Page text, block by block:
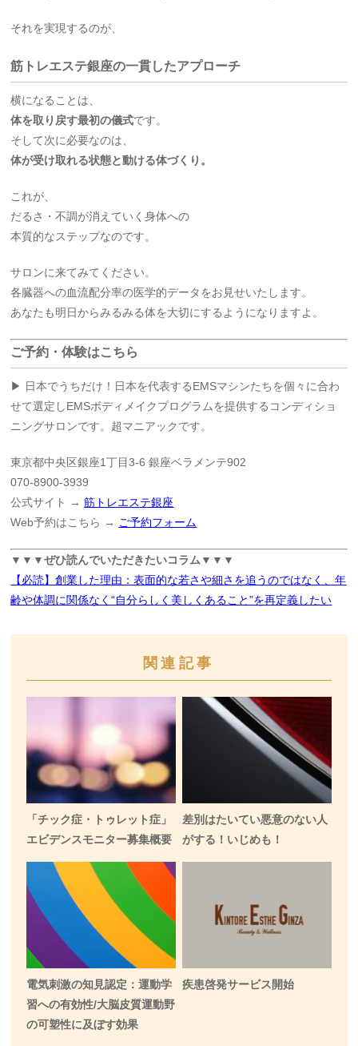
それを実現するのが、
筋トレエステ銀座の一貫したアプローチ
横になることは、
体を取り戻す最初の儀式です。
そして次に必要なのは、
体が受け取れる状態と動ける体づくり。
これが、
だるさ・不調が消えていく身体への
本質的なステップなのです。
サロンに来てみてください。
各臓器への血流配分率の医学的データをお見せいたします。
あなたも明日からみるみる体を大切にするようになりますよ。
ご予約・体験はこちら
▶ 日本でうちだけ！日本を代表するEMSマシンたちを個々に合わ
せて選定しEMSボディメイクプログラムを提供するコンディショ
ニングサロンです。超マニアックです。
東京都中央区銀座1丁目3-6 銀座ベラメンテ902
070-8900-3939
公式サイト →筋トレエステ銀座
Web予約はこちら → ご予約フォーム
▼▼▼ぜひ読んでいただきたいコラム▼▼▼
【必読】創業した理由：表面的な若さや細さを追うのではなく、年
齢や体調に関係なく“自分らしく美しくあること”を再定義したい
関連記事
「チック症・トゥレット症」
エビデンスモニター募集概要
差別はたいてい悪意のない人
がする！いじめも！
電気刺激の知見認定：運動学
習への有効性/大脳皮質運動野
の可塑性に及ぼす効果
疾患啓発サービス開始